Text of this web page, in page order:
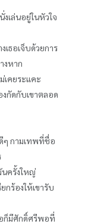
เล่นอยู่ในหัวใจ
เธอเจ็บด้วยการ
งหาก
เคยระแคะ
งกัดกับเขาตลอด
ๆ กามเทพที่ชื่อ
ครั้งใหญ่
ร้องให้เขารับ
อก็มีศักดิ์ศรีพอที่